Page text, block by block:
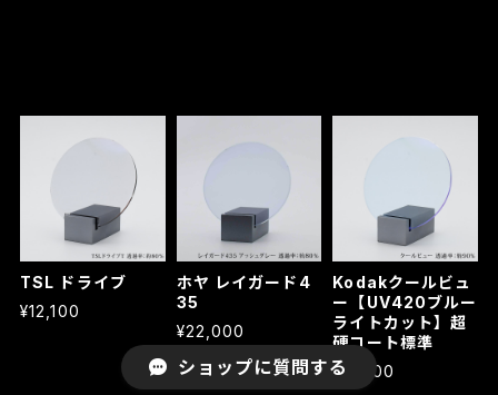
TSL ドライブ
¥12,100
ホヤ レイガード4
35
¥22,000
Kodakクールビュ
ー【UV420ブルー
ライトカット】超
硬コート標準
¥11,000
ショップに質問する